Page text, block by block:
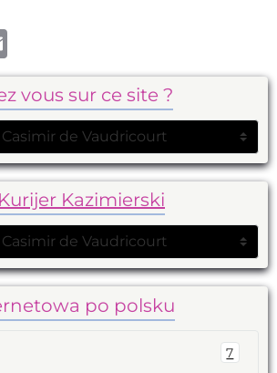
vous sur ce site ?
Kazimierski
7